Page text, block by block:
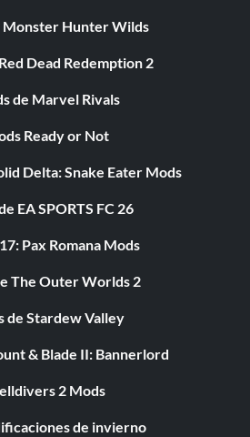
Monster Hunter Wilds
Dead Redemption 2
de Marvel Rivals
Ready or Not
Delta: Snake Eater Mods
EA SPORTS FC 26
Pax Romana Mods
The Outer Worlds 2
de Stardew Valley
& Blade II: Bannerlord
2 Mods
de invierno